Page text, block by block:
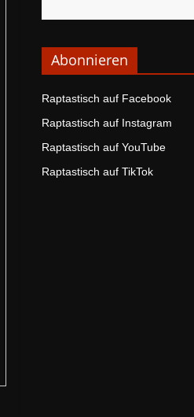
Abonnieren
Raptastisch auf Facebook
Raptastisch auf Instagram
Raptastisch auf YouTube
Raptastisch auf TikTok